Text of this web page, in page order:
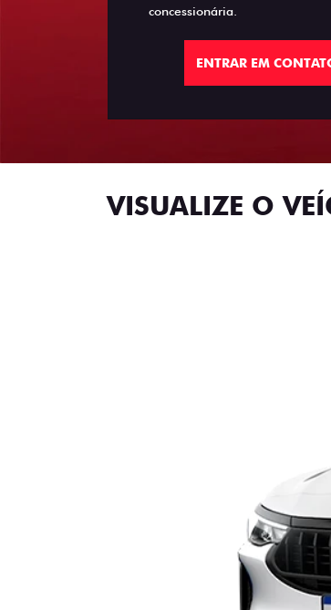
concessionária.
ENTRAR EM
VISUALIZE O